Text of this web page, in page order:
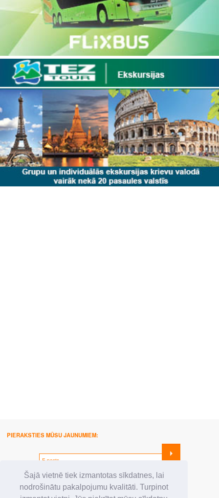
Šajā vietnē tiek izmantotas sīkdatnes, lai
nodrošinātu pakalpojumu kvalitāti. Turpinot
PIERAKSTIES MŪSU JAUNUMIEM:
SEKO MUMS: